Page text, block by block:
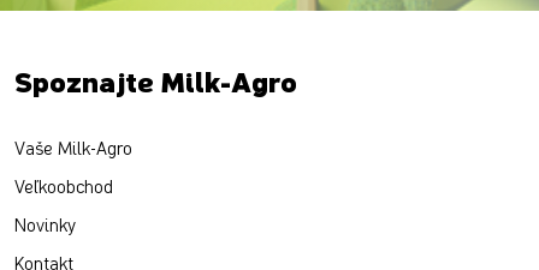
Spoznajte Milk-Agro
Vaše Milk-Agro
Veľkoobchod
Novinky
Kontakt